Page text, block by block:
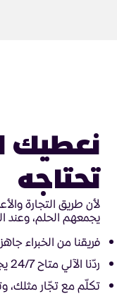
نعطيك
تحتاجه
لأن طريق التجارة
يجمعهم الحلم، وعند
فريقنا من الخبراء
ردّنا الآلي متاح 24/7 يجاوب أي استفسار في أي وقت.
تكلّم مع تجّار مثلك،